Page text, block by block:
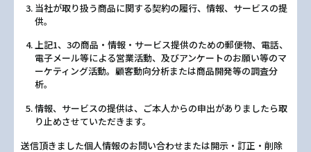
当社が取り扱う商品に関する契約の履行、情報、サービスの提
供。
上記1、3の商品・情報・サービス提供のための郵便物、電話、
電子メール等による営業活動、及びアンケートのお願い等のマ
ーケティング活動。顧客動向分析または商品開発等の調査分
析。
情報、サービスの提供は、ご本人からの申出がありましたら取
り止めさせていただきます。
送信頂きました個人情報のお問い合わせまたは開示・訂正・削除